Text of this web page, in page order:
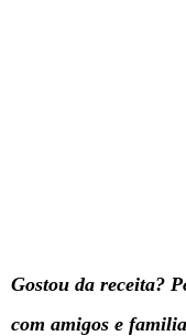
Gostou da receita?
com amigos e